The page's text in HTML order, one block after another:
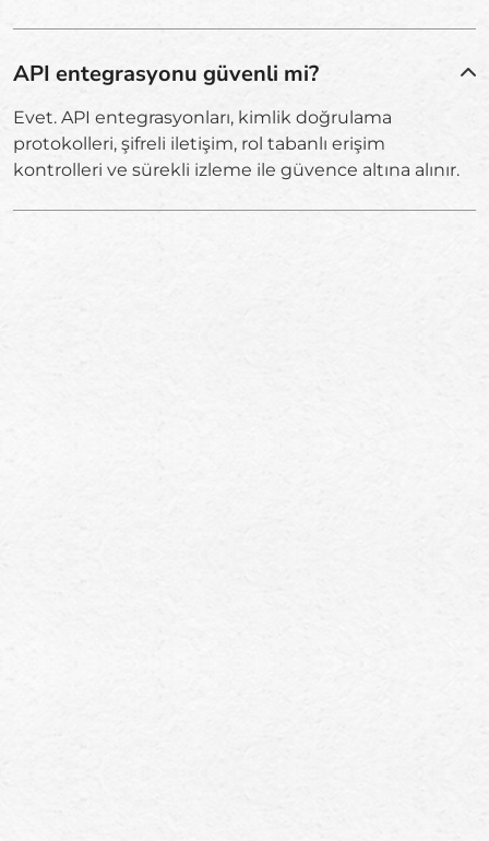
API entegrasyonu güvenli mi?
Evet. API entegrasyonları, kimlik doğrulama
protokolleri, şifreli iletişim, rol tabanlı erişim
kontrolleri ve sürekli izleme ile güvence altına alınır.